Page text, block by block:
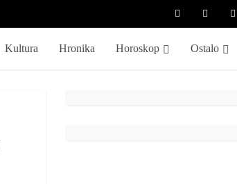
Kultura Hronika Horoskop Ostalo